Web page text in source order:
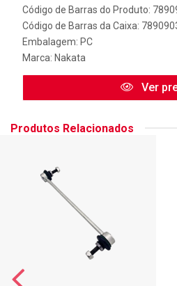
Código de Barras do Produto:
Código de Barras da Caixa:
Embalagem: PC
Marca: Nakata
Ver
Produtos Relacionados